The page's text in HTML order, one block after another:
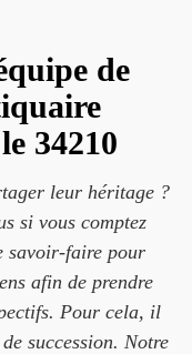
de
34210
leur héritage ?
si vous comptez
savoir-faire pour
afin de prendre
Pour cela, il
succession. Notre